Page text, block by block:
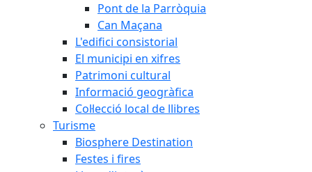
Pont de la Parròquia
Can Maçana
L'edifici consistorial
El municipi en xifres
Patrimoni cultural
Informació geogràfica
Col·lecció local de llibres
Turisme
Biosphere Destination
Festes i fires